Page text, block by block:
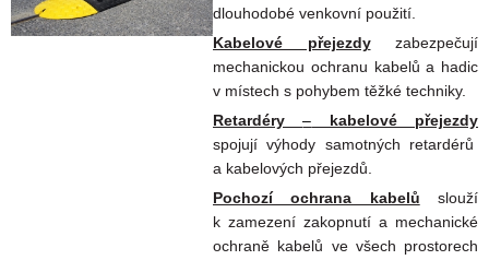
dlouhodobé venkovní použití.
Kabelové přejezdyzabezpečují
mechanickou ochranu kabelů a hadic
v místech s pohybem těžké techniky.
Retardéry– kabelové přejezdy
spojují výhody samotných retardérů
a kabelových přejezdů.
Pochozí ochrana kabelů slouží
k zamezení zakopnutí a mechanické
ochraně kabelů ve všech prostorech